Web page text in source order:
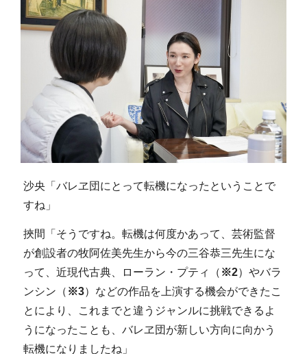
沙央「バレヱ団にとって転機になったということで
すね」
挾間「そうですね。転機は何度かあって、芸術監督
が創設者の牧阿佐美先生から今の三谷恭三先生にな
って、近現代古典、ローラン・プティ（ ※2）やバラ
ンシン（ ※3）などの作品を上演する機会ができたこ
とにより、これまでと違うジャンルに挑戦できるよ
うになったことも、バレヱ団が新しい方向に向かう
転機になりましたね」